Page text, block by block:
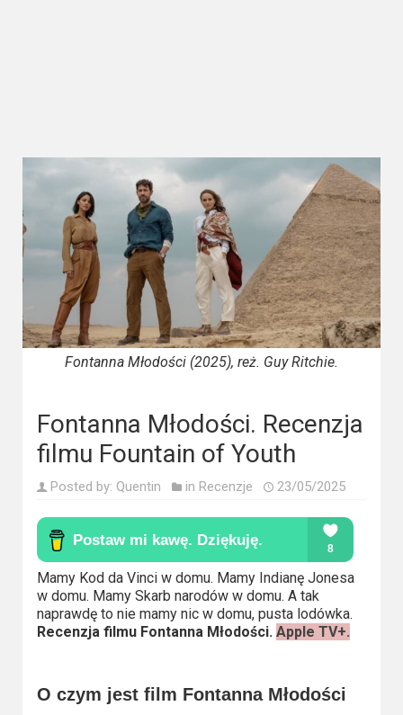
Filmy
dokumentalne
Horrory
Kino
azjatyckie
Kino
europejskie
polskie
Komedie
Korea
Południowa
Filmy
oparte
na
Thrillery
Fontanna Młodości (2025), reż. Guy Ritchie.
Fontanna Młodości. Recenzja
filmu Fountain of Youth
Posted by: Quentin in Recenzje 23/05/2025
Mamy Kod da Vinci w domu. Mamy Indianę Jonesa
w domu. Mamy Skarb narodów w domu. A tak
naprawdę to nie mamy nic w domu, pusta lodówka.
Recenzja filmu Fontanna Młodości. Apple TV+.
O czym jest film Fontanna Młodości